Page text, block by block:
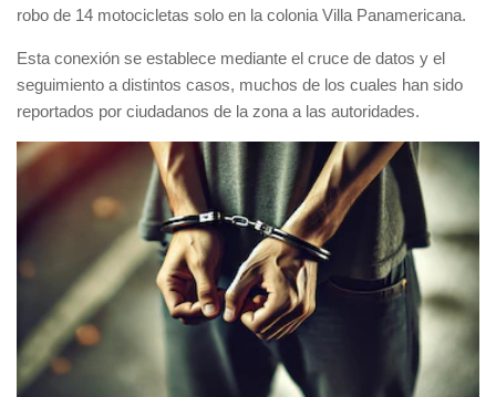
robo de 14 motocicletas solo en la colonia Villa Panamericana.
Esta conexión se establece mediante el cruce de datos y el
seguimiento a distintos casos, muchos de los cuales han sido
reportados por ciudadanos de la zona a las autoridades.